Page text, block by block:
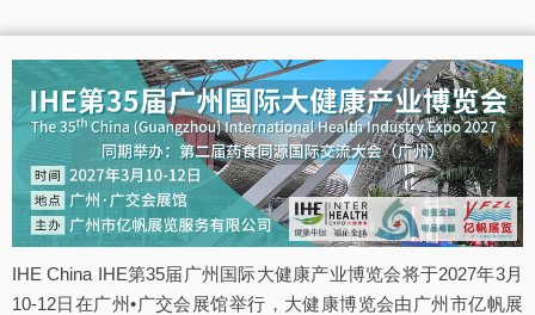
IHE China IHE第35届广州国际大健康产业博览会将于2027年3月
10-12日在广州•广交会展馆举行，大健康博览会由广州市亿帆展